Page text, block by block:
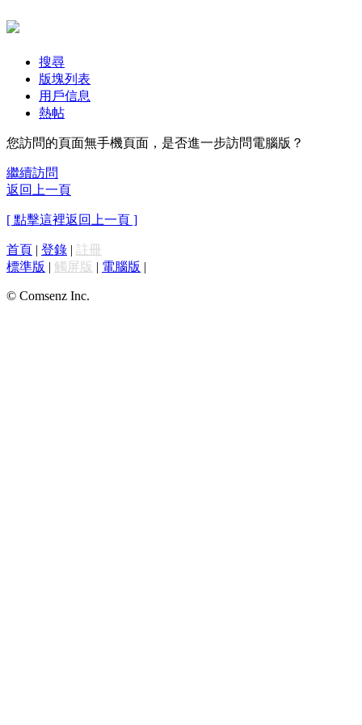
搜尋
版塊列表
用戶信息
熱帖
您訪問的頁面無手機頁面，是否進一步訪問電腦版？
繼續訪問
返回上一頁
[ 點擊這裡返回上一頁 ]
首頁 | 登錄 | 註冊
標準版 | 觸屏版 | 電腦版 |
© Comsenz Inc.